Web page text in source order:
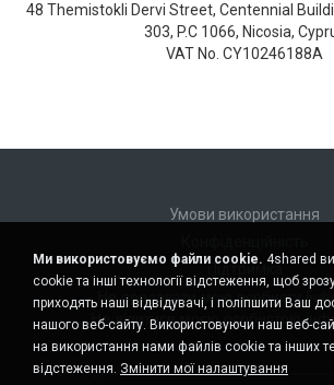
48 Themistokli Dervi Street, Centennial
303, P.C 1066, Nicosia,
VAT No. CY10246188A
Умови використання
Підтримка
Не продавати мою особисту
Не ділитися моєю особистою
Ми використовуємо файли cookie. 4shared
cookie та інші технології відстеження, щоб
приходять наші відвідувачі, і поліпшити Ваш
нашого веб-сайту. Використовуючи наш веб-
на використання нами файлів cookie та інших
відстеження. Змінити мої налаштування